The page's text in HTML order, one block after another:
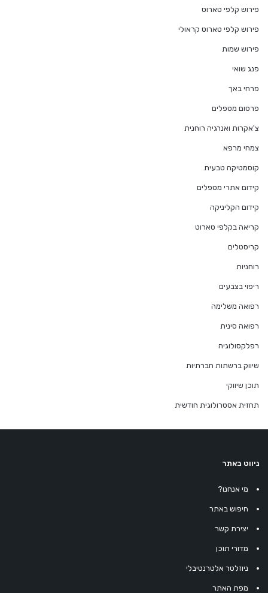
פירוש קלפי טארוט
פירוש קלפי טארוט קראולי
פירוש שמות
פנג שואי
פרחי באך
פרסום מטפלים
צ'אקרות ואנרגיה רוחנית
צמחי מרפא
קוסמטיקה טבעית
קידום אתרי מטפלים
קידום הקליניקה
קריאה בקלפי טארוט
קריסטלים
רוחניות
ריפוי בצבעים
רפואה משלימה
רפואה סינית
רפלקסולוגיה
שיווק ברשתות חברתיות
תוכן שיווקי
תחזית אסטרולוגית חודשית
ניווט באתר
מי אנחנו?
חיפוש באתר
יצירת קשר
מדורי תוכן
ניוזלטר אלטרנטיבלי
מפת האתר